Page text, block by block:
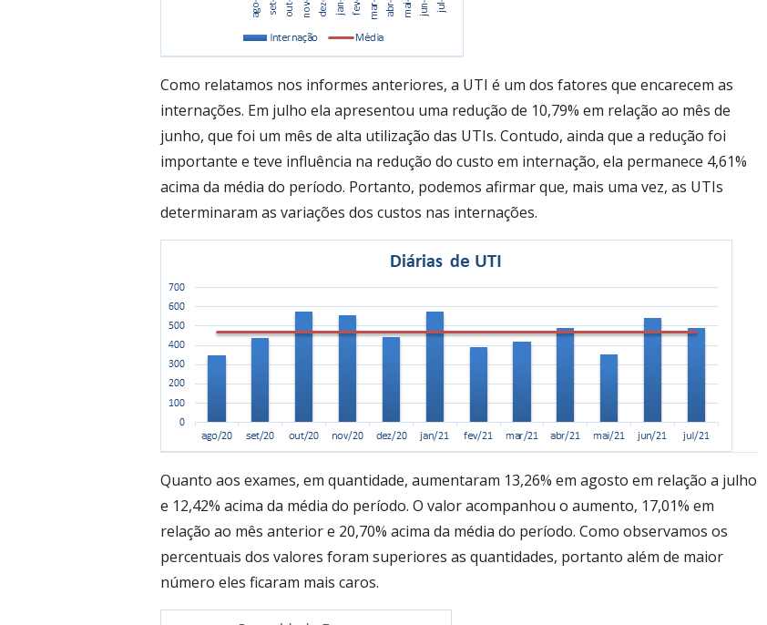
Como relatamos nos informes anteriores, a UTI é um dos fatores que encarecem as
internações. Em julho ela apresentou uma redução de 10,79% em relação ao mês de
junho, que foi um mês de alta utilização das UTIs. Contudo, ainda que a redução foi
importante e teve influência na redução do custo em internação, ela permanece 4,61%
acima da média do período. Portanto, podemos afirmar que, mais uma vez, as UTIs
determinaram as variações dos custos nas internações.
Quanto aos exames, em quantidade, aumentaram 13,26% em agosto em relação a julho
e 12,42% acima da média do período. O valor acompanhou o aumento, 17,01% em
relação ao mês anterior e 20,70% acima da média do período. Como observamos os
percentuais dos valores foram superiores as quantidades, portanto além de maior
número eles ficaram mais caros.